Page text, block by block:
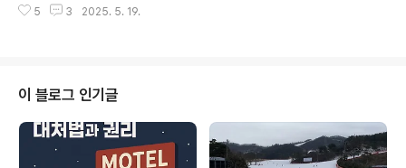
KT 대응: 유심 무상 교체, 유심보호서비스 무료 제공정..
식·채권·외환시장 등 전반적인 금융시장의 변동성을 완화
내용 요약]유동성 지원 확대: 시장안정펀드 한도 상향, 정책
금융기관의 회사채 매입 확대규제 완화: 신용융자담보비율
유지의무 면제 연장, 자사주 매수 한도 확대파생상품 시장
활성화: 변동성 헤지 상품 다양화, 리스크 분산 구조 강화외
환안정 장치: 통화스와프 재개, 외환당국 적극적 시장 개입
5 3 2025. 5. 19.
이 블로그 인기글